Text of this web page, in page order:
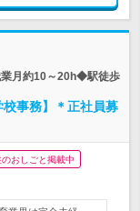
業月約10～20h◆駅徒歩
事務】＊正社員募
のおしごと掲載中